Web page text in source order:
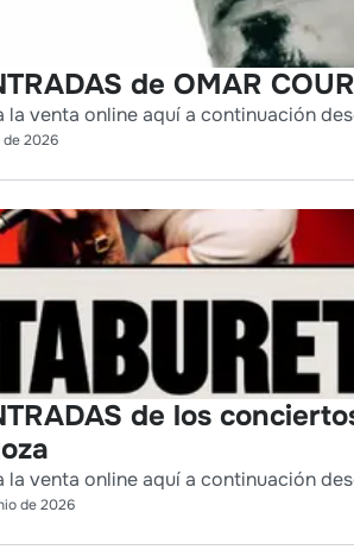
de OMAR
la venta online aquí a continuación
de 2026
de los
la venta online aquí a continuación
de 2026